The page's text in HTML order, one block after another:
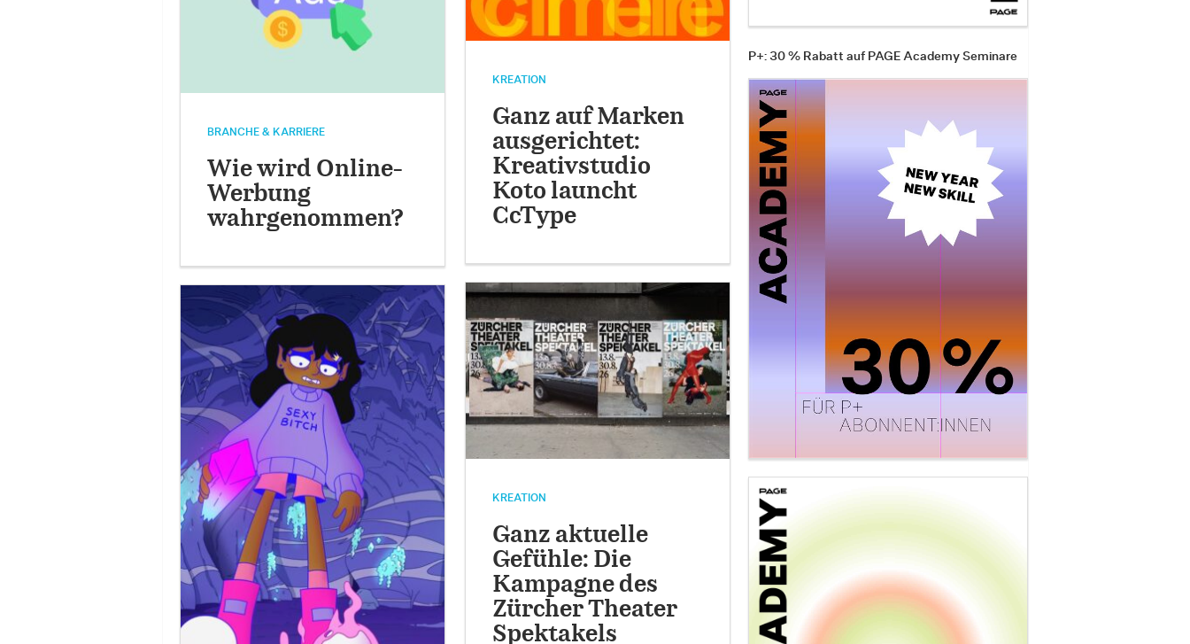
BRANCHE & KARRIERE
Wie wird Online-
Werbung
wahrgenommen?
KREATION
Ganz auf Marken
ausgerichtet:
Kreativstudio
Koto launcht
CcType
KREATION
Ganz aktuelle
Gefühle: Die
Kampagne des
Zürcher Theater
Spektakels
P+: 30 % Rabatt auf PAGE Academy Seminare